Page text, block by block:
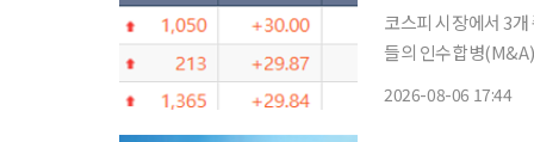
코스피 시장에서 3
들의 인수합병
2026-08-06 17:44